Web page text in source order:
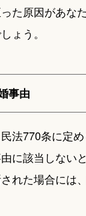
た原因があな
ょう。
事由
法770条に定
に該当しない
れた場合には